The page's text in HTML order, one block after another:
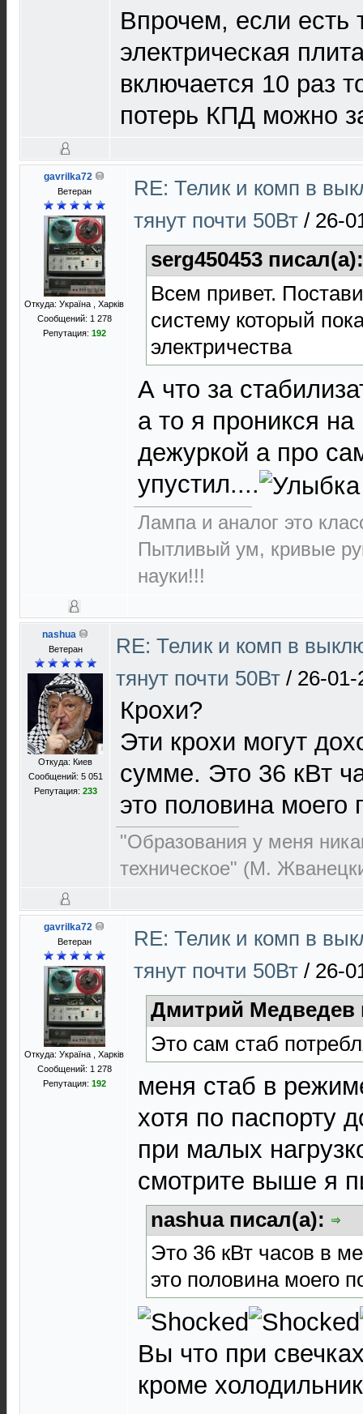
Впрочем, если есть
электрическая
включается 10 раз
потерь КПД можно
gavrilka72
Ветеран
Откуда: Україна , Харків
Сообщений: 1 278
Репутация: 192
RE: Телик и комп в
тянут почти 50Вт / 26-
serg450453
Всем привет.
систему который
электричества
А что за
а то я проникся
дежуркой а про
упустил....
Лампа и аналог это
Пытливый ум, кривые
науки!!!
nashua
Ветеран
Откуда: Киев
Сообщений: 5 051
Репутация: 233
RE: Телик и комп в
тянут почти 50Вт / 26-01-
Крохи?
Эти крохи могут
сумме. Это 36 кВт
это половина моего
"Образования у меня
техническое" (М.
gavrilka72
Ветеран
Откуда: Україна , Харків
Сообщений: 1 278
Репутация: 192
RE: Телик и комп в
тянут почти 50Вт / 26-
Дмитрий Медведев
Это сам стаб
меня стаб в
хотя по паспорту
при малых
смотрите выше я
nashua писал(а):
Это 36 кВт часов в
это половина моего
Вы что при
кроме